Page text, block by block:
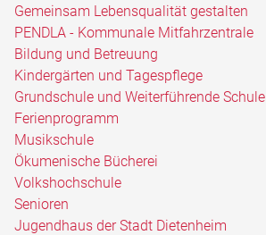
Gemeinsam Lebensqualität gestalten
PENDLA - Kommunale Mitfahrzentrale
Bildung und Betreuung
Kindergärten und Tagespflege
Grundschule und Weiterführende Schule
Ferienprogramm
Musikschule
Ökumenische Bücherei
Volkshochschule
Senioren
Jugendhaus der Stadt Dietenheim